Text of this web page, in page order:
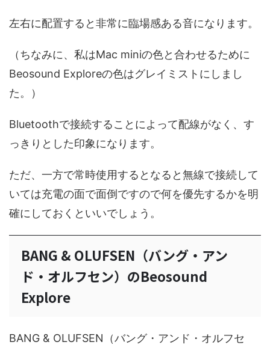
左右に配置すると非常に臨場感ある音になります。
（ちなみに、私はMac miniの色と合わせるために
Beosound Exploreの色はグレイミストにしまし
た。）
Bluetoothで接続することによって配線がなく、す
っきりとした印象になります。
ただ、一方で常時使用するとなると無線で接続して
いては充電の面で面倒ですので何を優先するかを明
確にしておくといいでしょう。
BANG & OLUFSEN（バング・アン
ド・オルフセン）のBeosound
Explore
BANG & OLUFSEN（バング・アンド・オルフセ